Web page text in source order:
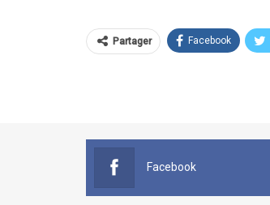
Partager Facebook
Facebook